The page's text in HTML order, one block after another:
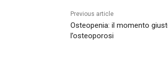
Previous article
Osteopenia: il momento
l’osteoporosi